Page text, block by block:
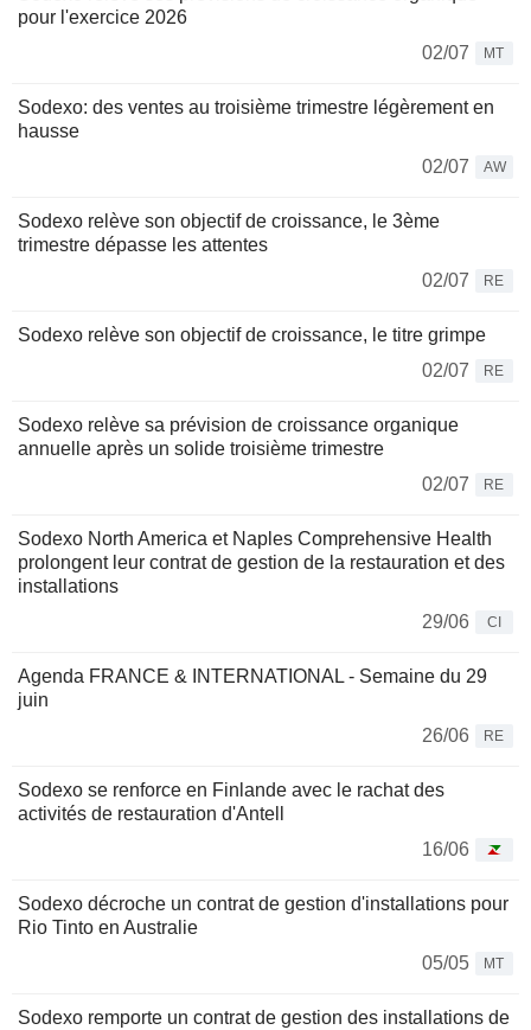
pour l'exercice 2026
02/07
MT
Sodexo: des ventes au troisième trimestre légèrement en
hausse
02/07
AW
Sodexo relève son objectif de croissance, le 3ème
trimestre dépasse les attentes
02/07
RE
Sodexo relève son objectif de croissance, le titre grimpe
02/07
RE
Sodexo relève sa prévision de croissance organique
annuelle après un solide troisième trimestre
02/07
RE
Sodexo North America et Naples Comprehensive Health
prolongent leur contrat de gestion de la restauration et des
installations
29/06
CI
Agenda FRANCE & INTERNATIONAL - Semaine du 29
juin
26/06
RE
Sodexo se renforce en Finlande avec le rachat des
activités de restauration d'Antell
16/06
Sodexo décroche un contrat de gestion d'installations pour
Rio Tinto en Australie
05/05
MT
Sodexo remporte un contrat de gestion des installations de